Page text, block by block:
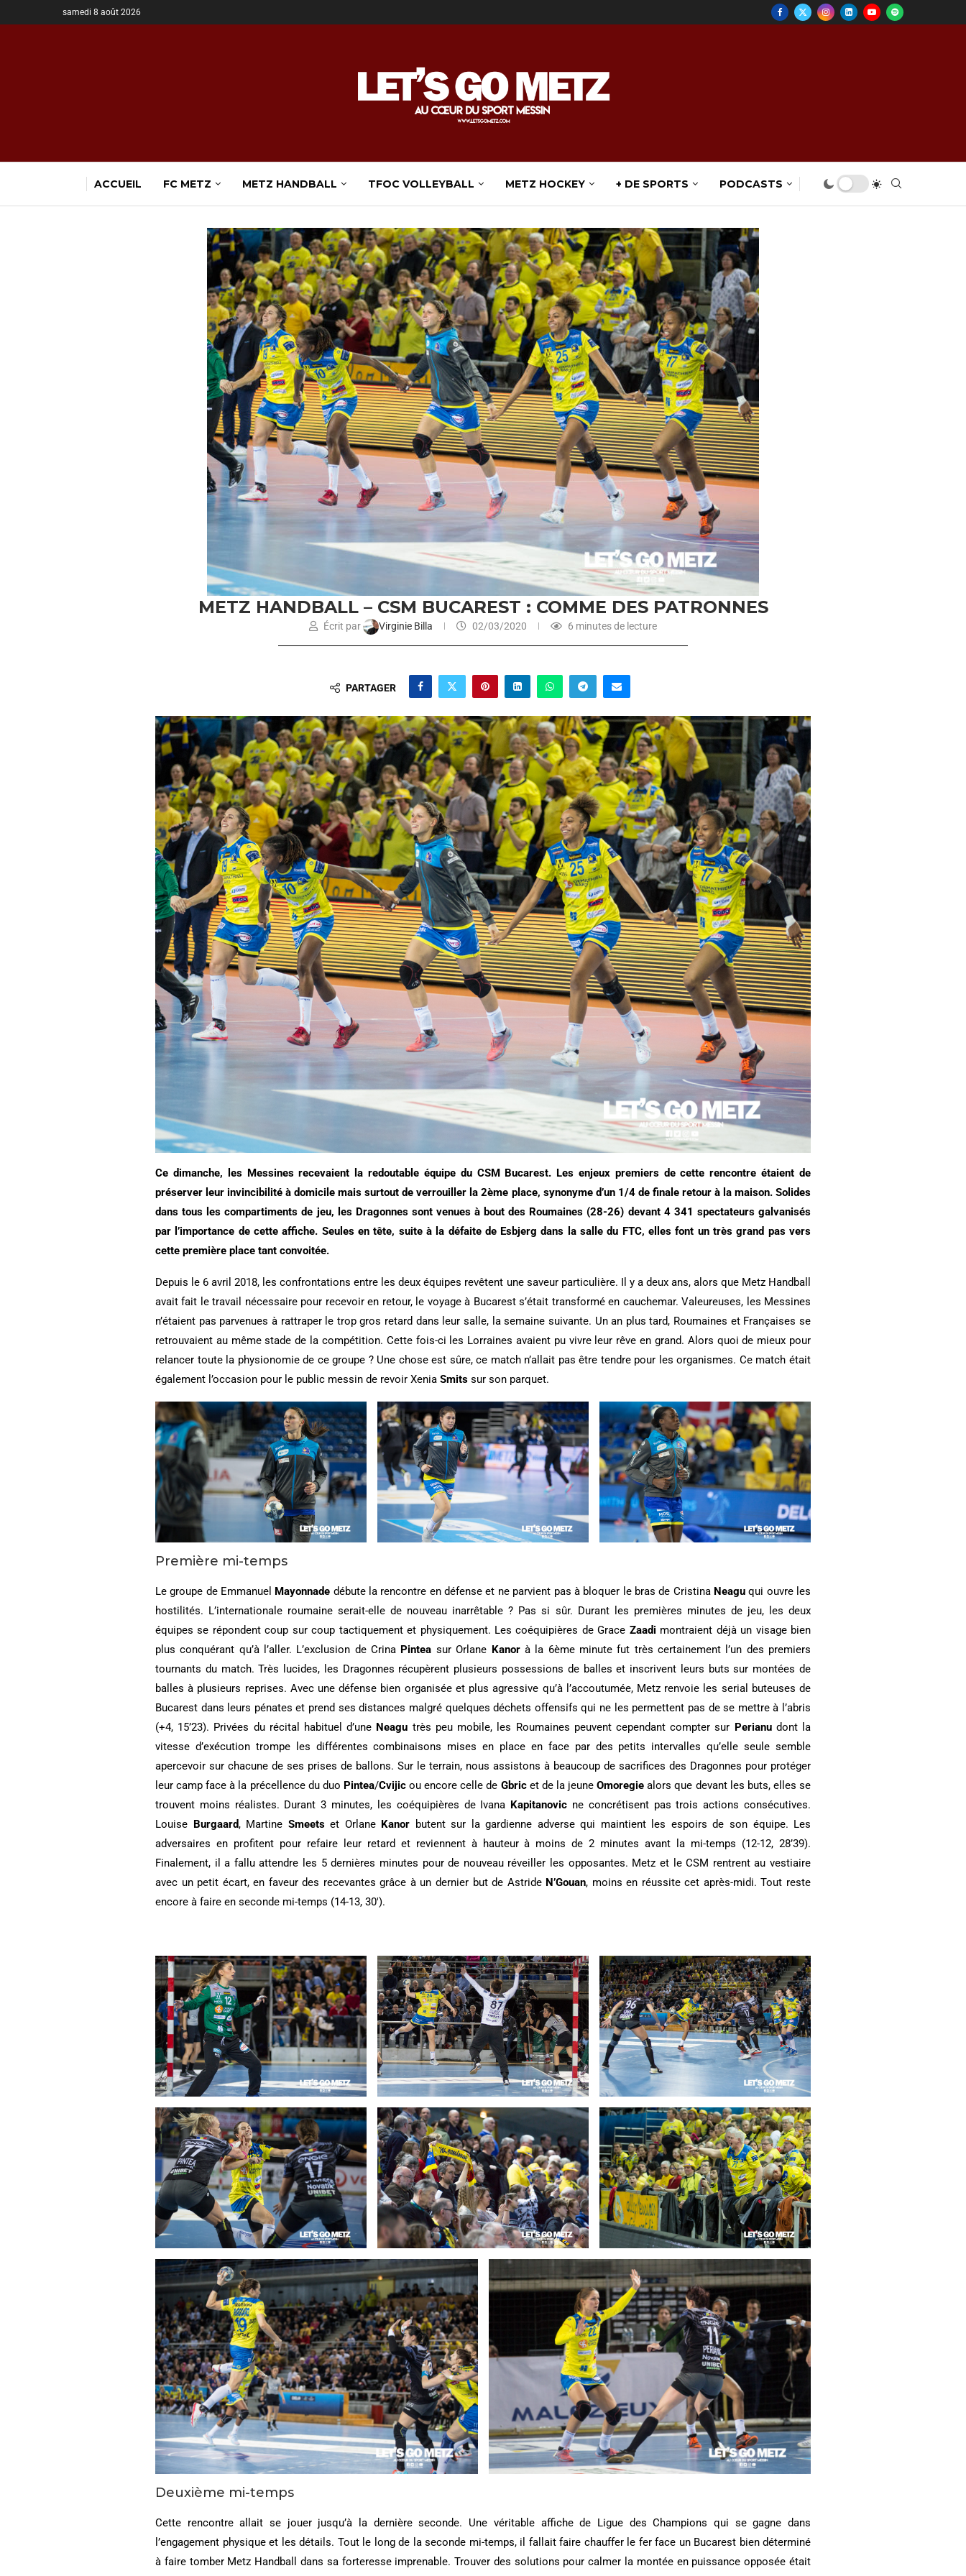
samedi 8 août 2026
ACCUEIL FC METZ METZ HANDBALL TFOC VOLLEYBALL METZ HOCKEY + DE SPORTS PODCASTS
METZ HANDBALL – CSM BUCAREST : COMME DES PATRONNES
Écrit par Virginie Billa 02/03/2020 6 minutes de lecture
PARTAGER
Ce dimanche, les Messines recevaient la redoutable équipe du CSM Bucarest. Les enjeux premiers de cette rencontre étaient de
préserver leur invincibilité à domicile mais surtout de verrouiller la 2ème place, synonyme d’un 1/4 de finale retour à la maison. Solides
dans tous les compartiments de jeu, les Dragonnes sont venues à bout des Roumaines (28-26) devant 4 341 spectateurs galvanisés
par l’importance de cette affiche. Seules en tête, suite à la défaite de Esbjerg dans la salle du FTC, elles font un très grand pas vers
cette première place tant convoitée.
Depuis le 6 avril 2018, les confrontations entre les deux équipes revêtent une saveur particulière. Il y a deux ans, alors que Metz Handball
avait fait le travail nécessaire pour recevoir en retour, le voyage à Bucarest s’était transformé en cauchemar. Valeureuses, les Messines
n’étaient pas parvenues à rattraper le trop gros retard dans leur salle, la semaine suivante. Un an plus tard, Roumaines et Françaises se
retrouvaient au même stade de la compétition. Cette fois-ci les Lorraines avaient pu vivre leur rêve en grand. Alors quoi de mieux pour
relancer toute la physionomie de ce groupe ? Une chose est sûre, ce match n’allait pas être tendre pour les organismes. Ce match était
également l’occasion pour le public messin de revoir Xenia Smits sur son parquet.
Première mi-temps
Le groupe de Emmanuel Mayonnade débute la rencontre en défense et ne parvient pas à bloquer le bras de Cristina Neaguqui ouvre les
hostilités. L’internationale roumaine serait-elle de nouveau inarrêtable ? Pas si sûr. Durant les premières minutes de jeu, les deux
équipes se répondent coup sur coup tactiquement et physiquement. Les coéquipières de Grace Zaadi montraient déjà un visage bien
plus conquérant qu’à l’aller. L’exclusion de Crina Pintea sur Orlane Kanorà la 6ème minute fut très certainement l’un des premiers
tournants du match. Très lucides, les Dragonnes récupèrent plusieurs possessions de balles et inscrivent leurs buts sur montées de
balles à plusieurs reprises. Avec une défense bien organisée et plus agressive qu’à l’accoutumée, Metz renvoie les serial buteuses de
Bucarest dans leurs pénates et prend ses distances malgré quelques déchets offensifs qui ne les permettent pas de se mettre à l’abris
(+4, 15’23). Privées du récital habituel d’une Neagu très peu mobile, les Roumaines peuvent cependant compter sur Perianudont la
vitesse d’exécution trompe les différentes combinaisons mises en place en face par des petits intervalles qu’elle seule semble
apercevoir sur chacune de ses prises de ballons. Sur le terrain, nous assistons à beaucoup de sacrifices des Dragonnes pour protéger
leur camp face à la précellence du duo Pintea/Cvijicou encore celle de Gbricet de la jeuneOmoregie alors que devant les buts, elles se
trouvent moins réalistes. Durant 3 minutes, les coéquipières de Ivana Kapitanovic ne concrétisent pas trois actions consécutives.
Louise Burgaard, Martine Smeetset Orlane Kanor butent sur la gardienne adverse qui maintient les espoirs de son équipe. Les
adversaires en profitent pour refaire leur retard et reviennent à hauteur à moins de 2 minutes avant la mi-temps (12-12, 28’39).
Finalement, il a fallu attendre les 5 dernières minutes pour de nouveau réveiller les opposantes. Metz et le CSM rentrent au vestiaire
avec un petit écart, en faveur des recevantes grâce à un dernier but de Astride N’Gouan, moins en réussite cet après-midi. Tout reste
encore à faire en seconde mi-temps (14-13, 30′).
Deuxième mi-temps
Cette rencontre allait se jouer jusqu’à la dernière seconde. Une véritable affiche de Ligue des Champions qui se gagne dans
l’engagement physique et les détails. Tout le long de la seconde mi-temps, il fallait faire chauffer le fer face un Bucarest bien déterminé
à faire tomber Metz Handball dans sa forteresse imprenable. Trouver des solutions pour calmer la montée en puissance opposée était